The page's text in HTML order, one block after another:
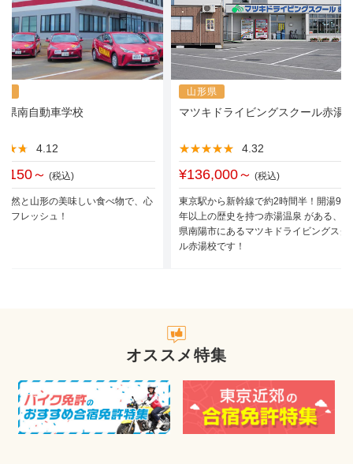
県南自動車学校
4.12
～ (税込)
然と山形の美味しい食べ物で、心
フレッシュ！
山形県
マツキドライビングスクール赤湯
★★★★★
★★★★★ 4.32
¥136,000～ (税込)
東京駅から新幹線で約2時間半！開湯930
年以上の歴史を持つ赤湯温泉 がある、
県南陽市にあるマツキドライビングスク
ル赤湯校です！
オススメ特集